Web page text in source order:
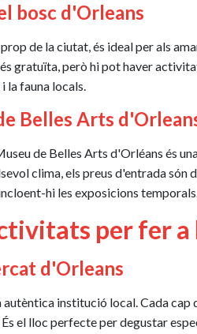
bosc d'Orleans
de la ciutat, és ideal per als
és gratuïta, però hi pot haver
la fauna locals.
Belles Arts
de Belles Arts d'Orléans és
clima, els preus d'entrada
hi les exposicions
per fer a
d'Orleans
autèntica institució local. Cada
el lloc perfecte per degustar